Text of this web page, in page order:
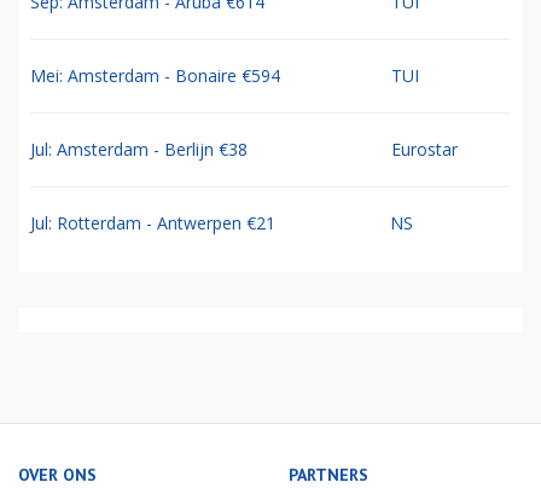
Mei: Amsterdam - Bonaire €594 TUI
Jul: Amsterdam - Berlijn €38 Eurostar
Jul: Rotterdam - Antwerpen €21 NS
OVER ONS PARTNERS